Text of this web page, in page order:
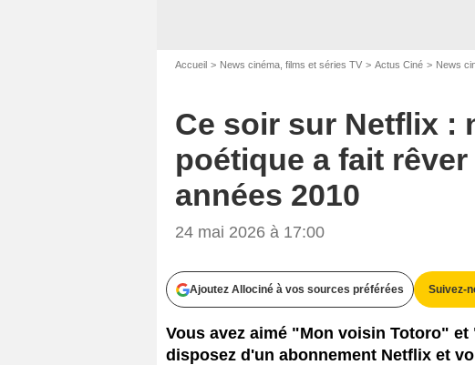
Accueil News cinéma, films et séries TV Actus Ciné News
Ce soir sur Netflix :
poétique a fait
années 2010
24 mai 2026 à 17:00
Ajoutez Allociné à vos sources préférées Suivez-
Vous avez aimé "Mon voisin Totoro"
disposez d'un abonnement Netflix et